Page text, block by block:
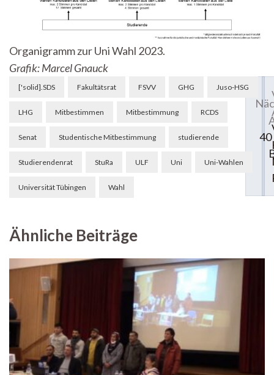
Organigramm zur Uni Wahl 2023.
Grafik: Marcel Gnauck
['solid].SDS Fakultätsrat FSVV GHG Juso-HSG
LHG Mitbestimmen Mitbestimmung RCDS
Senat Studentische Mitbestimmung studierende
Studierendenrat StuRa ULF Uni Uni-Wahlen
Universität Tübingen Wahl
Beitragsnavigation
40
Ähnliche Beiträge